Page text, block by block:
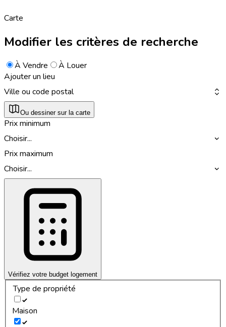
Carte
Modifier les critères de recherche
À Vendre
À Louer
Ajouter un lieu
Ville ou code postal
Ou dessiner sur la carte
Prix minimum
Choisir...
Prix maximum
Choisir...
Vérifiez votre budget logement
Type de propriété
Maison